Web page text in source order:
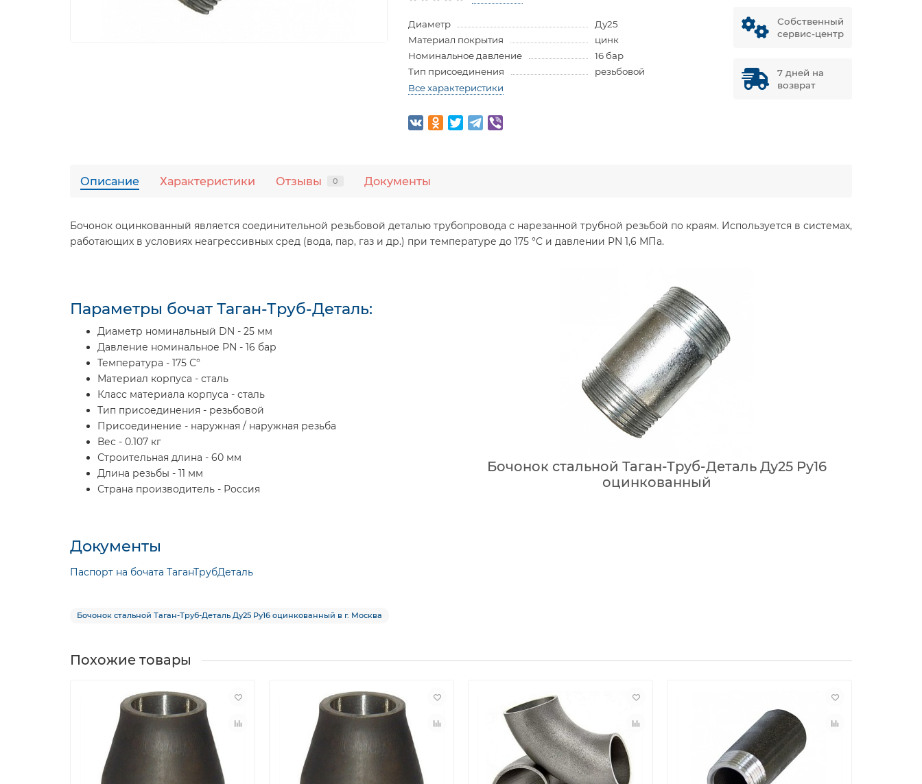
Диаметр
Ду25
Материал покрытия
цинк
Номинальное давление
16 бар
Тип присоединения
резьбовой
Все характеристики
Собственный
сервис-центр
7 дней на
возврат
Описание Характеристики Отзывы 0 Документы
Бочонок оцинкованный является соединительной резьбовой деталью трубопровода с нарезанной трубной резьбой по краям. Используется в системах,
работающих в условиях неагрессивных сред (вода, пар, газ и др.) при температуре до 175 °С и давлении PN 1,6 МПа.
Параметры бочат Таган-Труб-Деталь:
Диаметр номинальный DN - 25 мм
Давление номинальное PN - 16 бар
Температура - 175 С°
Материал корпуса - сталь
Класс материала корпуса - сталь
Тип присоединения - резьбовой
Присоединение - наружная / наружная резьба
Вес - 0.107 кг
Строительная длина - 60 мм
Длина резьбы - 11 мм
Страна производитель - Россия
Бочонок стальной Таган-Труб-Деталь Ду25 Ру16
оцинкованный
Документы
Паспорт на бочата ТаганТрубДеталь
Бочонок стальной Таган-Труб-Деталь Ду25 Ру16 оцинкованный в г. Москва
Похожие товары